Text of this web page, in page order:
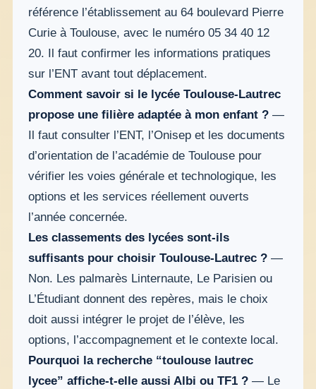
référence l’établissement au 64 boulevard Pierre
Curie à Toulouse, avec le numéro 05 34 40 12
20. Il faut confirmer les informations pratiques
sur l’ENT avant tout déplacement.
Comment savoir si le lycée Toulouse-Lautrec
propose une filière adaptée à mon enfant ? —
Il faut consulter l’ENT, l’Onisep et les documents
d’orientation de l’académie de Toulouse pour
vérifier les voies générale et technologique, les
options et les services réellement ouverts
l’année concernée.
Les classements des lycées sont-ils
suffisants pour choisir Toulouse-Lautrec ? —
Non. Les palmarès Linternaute, Le Parisien ou
L’Étudiant donnent des repères, mais le choix
doit aussi intégrer le projet de l’élève, les
options, l’accompagnement et le contexte local.
Pourquoi la recherche “toulouse lautrec
lycee” affiche-t-elle aussi Albi ou TF1 ? — Le